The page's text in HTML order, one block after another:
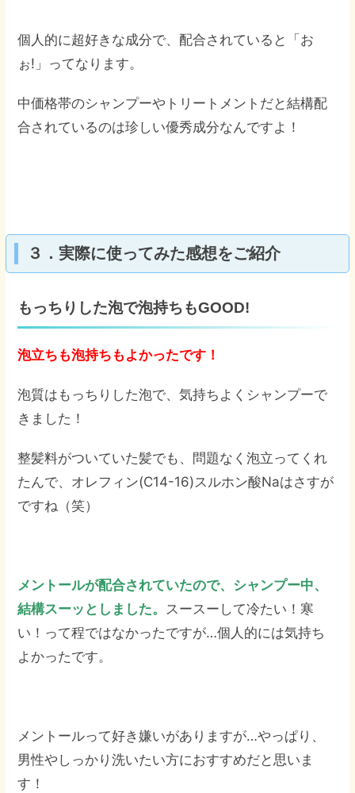
個人的に超好きな成分で、配合されていると「お
ぉ!」ってなります。
中価格帯のシャンプーやトリートメントだと結構配
合されているのは珍しい優秀成分なんですよ！
３．実際に使ってみた感想をご紹介
もっちりした泡で泡持ちもGOOD!
泡立ちも泡持ちもよかったです！
泡質はもっちりした泡で、気持ちよくシャンプーで
きました！
整髪料がついていた髪でも、問題なく泡立ってくれ
たんで、オレフィン(C14-16)スルホン酸Naはさすが
ですね（笑）
メントールが配合されていたので、シャンプー中、
結構スーッとしました。 スースーして冷たい！寒
い！って程ではなかったですが…個人的には気持ち
よかったです。
メントールって好き嫌いがありますが…やっぱり、
男性やしっかり洗いたい方におすすめだと思いま
す！